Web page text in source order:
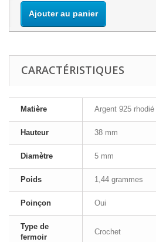
Ajouter au panier
CARACTÉRISTIQUES
Matière Argent 925 rhodié
Hauteur 38 mm
Diamètre 5 mm
Poids 1,44 grammes
Poinçon Oui
Type de
fermoir
Crochet